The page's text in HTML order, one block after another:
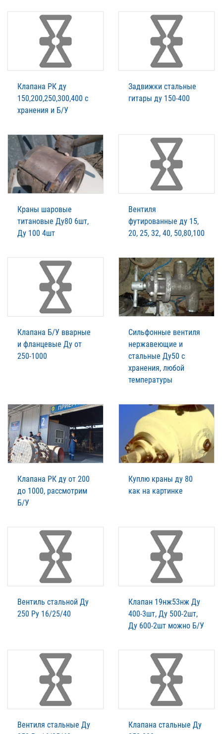
Клапана РК ду
150,200,250,300,400 с
хранения и Б/У
Задвижки стальные
гитары ду 150-400
Краны шаровые
титановые Ду80 6шт,
Ду 100 4шт
Вентиля
футированные ду 15,
20, 25, 32, 40, 50,80,100
Клапана Б/У вварные
и фланцевые Ду от
250-1000
Сильфонные вентиля
нержавеющие и
стальные Ду50 с
хранения, любой
температуры
Клапана РК ду от 200
до 1000, рассмотрим
Б/У
Куплю краны ду 80
как на картинке
Вентиль стальной Ду
250 Ру 16/25/40
Клапан 19нж53нж Ду
400-3шт, Ду 500-2шт,
Ду 600-2шт можно Б/У
Вентиля стальные Ду
Клапана стальные Ду